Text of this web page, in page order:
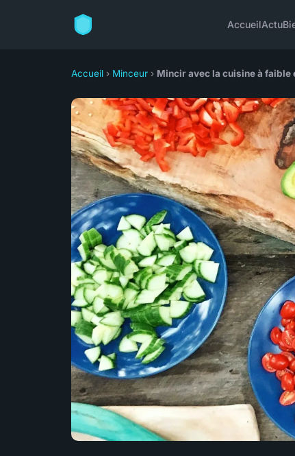
AccueilActu
Accueil › Minceur › Mincir avec la cuisine à faible